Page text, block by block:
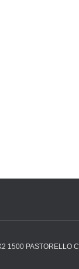
1500 PASTORELLO